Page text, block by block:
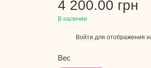
4 200.00 грн
В наличии
Войти для отображения
Вес